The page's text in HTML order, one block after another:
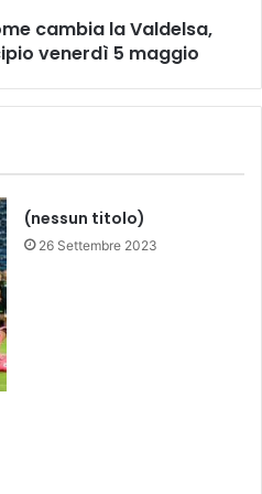
cambia la Valdelsa,
venerdì 5 maggio
(nessun titolo)
26 Settembre 2023